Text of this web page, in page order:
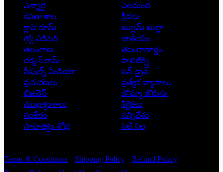
ఎన్నారై
ఎలమంద
కవితా శాల
క్రీడలు
క్లాస్ రూమ్
ఖుల్లమ్ ఖుల్లా
గెస్ట్ ఎడిటర్
జాతీయం
తెలంగాణ
తెలంగాణార్థం
దక్కన్.కామ్
పాలిటిక్స్
పీపుల్స్ ‌మీడియా
పెన్ డ్రైవ్
ప్రచురణలు
ప్రత్యేక వ్యాసాలు
బిజినెస్
బొమ్మా బొరుసు
ముఖ్యాంశాలు
శీర్షికలు
సంకేతం
సన్నివేశం
సాహిత్యం-శోభ
సిల్ సిల
Terms & Conditions Shipping Policy
Refund Policy